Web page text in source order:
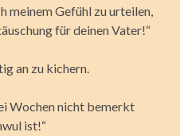
meinem Gefühl zu urteilen,
für deinen Vater!“
an zu kichern.
Wochen nicht bemerkt
ist!“